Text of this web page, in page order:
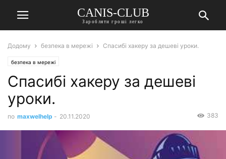
CANIS-CLUB
Заробляти гроші легко
Додому безпека в мережі Спасибі хакеру за дешеві уроки.
безпека в мережі
Спасибі хакеру за дешеві
уроки.
по maxwelhelp - 20.11.2020 383